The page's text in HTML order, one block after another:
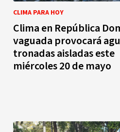
CLIMA PARA HOY
Clima en República
vaguada provocará
tronadas aisladas este
miércoles 20 de mayo